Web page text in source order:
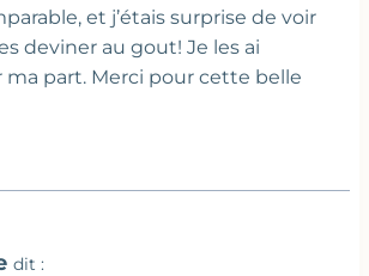
et j’étais surprise de voir
deviner au gout! Je les ai
part. Merci pour cette belle
dit :